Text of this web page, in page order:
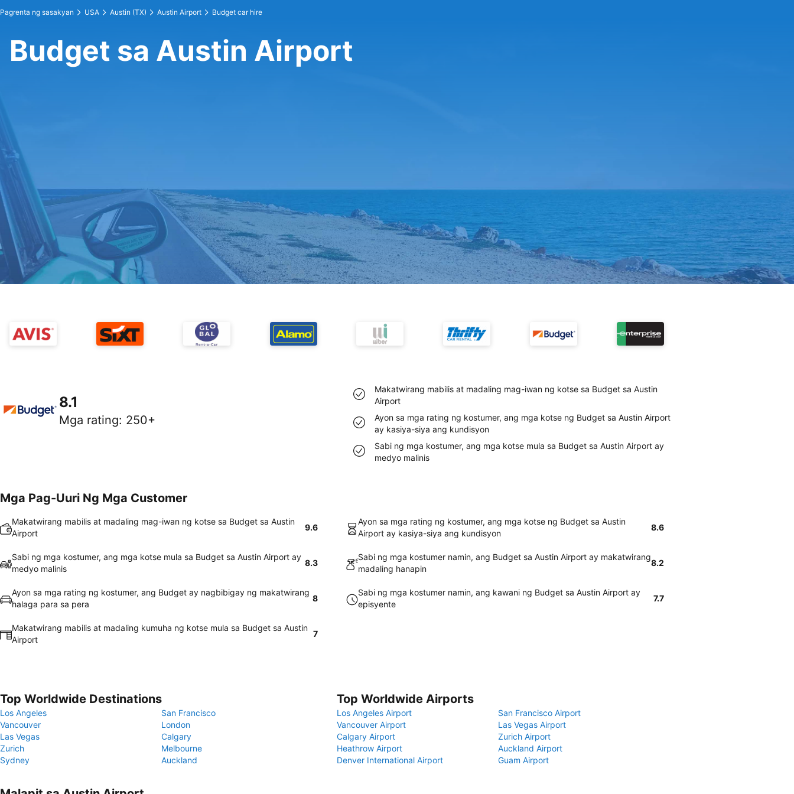
Pagrenta ng sasakyan USA Austin (TX) Austin Airport Budget car hire
Budget sa Austin Airport
8.1
Mga rating: 250+
Makatwirang mabilis at madaling mag-iwan ng kotse sa Budget sa Austin
Airport
Ayon sa mga rating ng kostumer, ang mga kotse ng Budget sa Austin Airport
ay kasiya-siya ang kundisyon
Sabi ng mga kostumer, ang mga kotse mula sa Budget sa Austin Airport ay
medyo malinis
Mga Pag-Uuri Ng Mga Customer
Makatwirang mabilis at madaling mag-iwan ng kotse sa Budget sa Austin
Airport
9.6
Ayon sa mga rating ng kostumer, ang mga kotse ng Budget sa Austin
Airport ay kasiya-siya ang kundisyon
8.6
Sabi ng mga kostumer, ang mga kotse mula sa Budget sa Austin Airport ay
medyo malinis
8.3
Sabi ng mga kostumer namin, ang Budget sa Austin Airport ay makatwirang
madaling hanapin
8.2
Ayon sa mga rating ng kostumer, ang Budget ay nagbibigay ng makatwirang
halaga para sa pera
8
Sabi ng mga kostumer namin, ang kawani ng Budget sa Austin Airport ay
episyente
7.7
Makatwirang mabilis at madaling kumuha ng kotse mula sa Budget sa Austin
Airport
7
Top Worldwide Destinations
Los Angeles
San Francisco
Vancouver
London
Las Vegas
Calgary
Zurich
Melbourne
Sydney
Auckland
Top Worldwide Airports
Los Angeles Airport
San Francisco Airport
Vancouver Airport
Las Vegas Airport
Calgary Airport
Zurich Airport
Heathrow Airport
Auckland Airport
Denver International Airport
Guam Airport